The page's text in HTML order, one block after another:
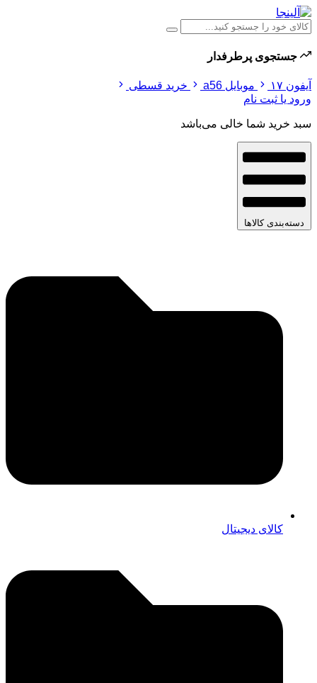
جستجوی پرطرفدار
آیفون ۱۷ موبایل a56
خرید قسطی
ورود یا ثبت نام
سبد خرید شما خالی می‌باشد
دسته‌بندی کالاها
کالای دیجیتال